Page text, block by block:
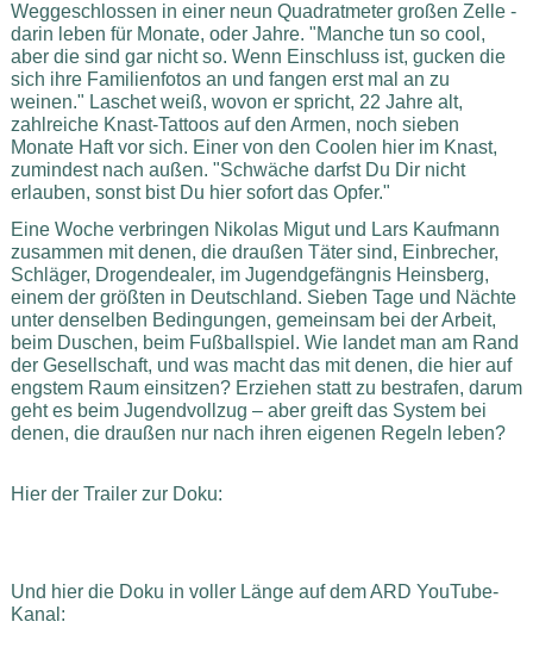
Weggeschlossen in einer neun Quadratmeter großen Zelle -
darin leben für Monate, oder Jahre. "Manche tun so cool,
aber die sind gar nicht so. Wenn Einschluss ist, gucken die
sich ihre Familienfotos an und fangen erst mal an zu
weinen." Laschet weiß, wovon er spricht, 22 Jahre alt,
zahlreiche Knast-Tattoos auf den Armen, noch sieben
Monate Haft vor sich. Einer von den Coolen hier im Knast,
zumindest nach außen. "Schwäche darfst Du Dir nicht
erlauben, sonst bist Du hier sofort das Opfer."
Eine Woche verbringen Nikolas Migut und Lars Kaufmann
zusammen mit denen, die draußen Täter sind, Einbrecher,
Schläger, Drogendealer, im Jugendgefängnis Heinsberg,
einem der größten in Deutschland. Sieben Tage und Nächte
unter denselben Bedingungen, gemeinsam bei der Arbeit,
beim Duschen, beim Fußballspiel. Wie landet man am Rand
der Gesellschaft, und was macht das mit denen, die hier auf
engstem Raum einsitzen? Erziehen statt zu bestrafen, darum
geht es beim Jugendvollzug – aber greift das System bei
denen, die draußen nur nach ihren eigenen Regeln leben?
Hier der Trailer zur Doku:
Und hier die Doku in voller Länge auf dem ARD YouTube-
Kanal: